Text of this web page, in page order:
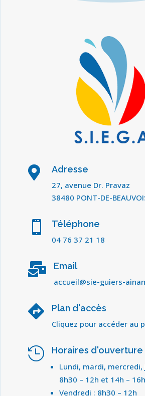
 Adresse
27, avenue Dr. Pravaz
38480 PONT-DE-
 Téléphone
04 76 37 21 18
 Email
accueil@sie-guiers-
 Plan d'accès
Cliquez pour accéder au
 Horaires d'ouverture
Lundi, mardi, mercredi,
8h30 – 12h et 14h – 16h
Vendredi : 8h30 – 12h